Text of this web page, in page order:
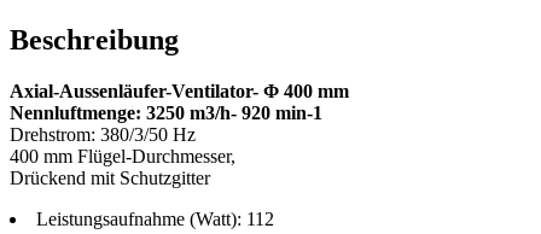
Beschreibung
Axial-Aussenläufer-Ventilator- Φ 400 mm
Nennluftmenge: 3250 m3/h- 920 min-1
Drehstrom: 380/3/50 Hz
400 mm Flügel-Durchmesser,
Drückend mit Schutzgitter
Leistungsaufnahme (Watt): 112